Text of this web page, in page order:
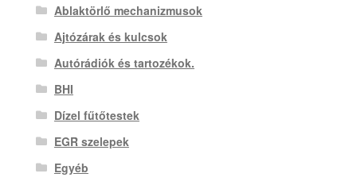
Ablaktörlő mechanizmusok
Ajtózárak és kulcsok
Autórádiók és tartozékok.
BHI
Dízel fűtőtestek
EGR szelepek
Egyéb